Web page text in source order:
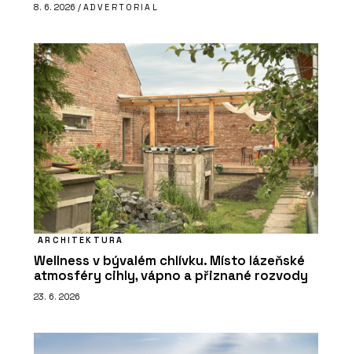
8. 6. 2026 / ADVERTORIAL
ARCHITEKTURA
Wellness v bývalém chlívku. Místo lázeňské
atmosféry cihly, vápno a přiznané rozvody
23. 6. 2026